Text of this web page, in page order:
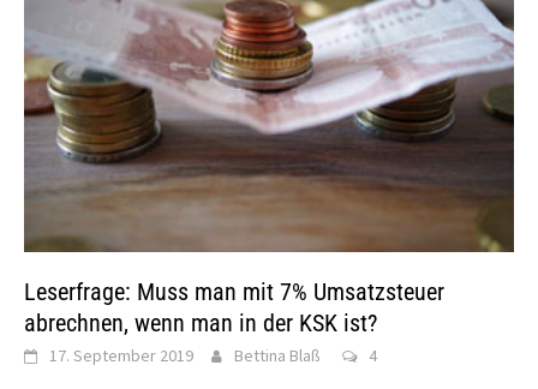
Leserfrage: Muss man mit 7% Umsatzsteuer
abrechnen, wenn man in der KSK ist?
17. September 2019 Bettina Blaß 4